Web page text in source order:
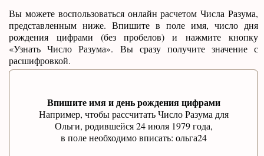
Вы можете воспользоваться онлайн расчетом Числа Разума,
представленным ниже. Впишите в поле имя, число дня
рождения цифрами (без пробелов) и нажмите кнопку
«Узнать Число Разума». Вы сразу получите значение с
расшифровкой.
Впишите имя и день рождения цифрами
Например, чтобы рассчитать Число Разума для
Ольги, родившейся 24 июля 1979 года,
в поле необходимо вписать: ольга24